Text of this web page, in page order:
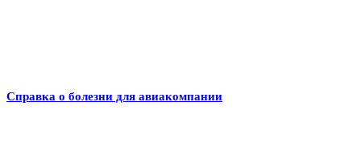
Справка о болезни для авиакомпании